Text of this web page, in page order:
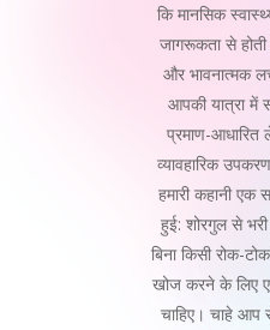
कि मानसिक
जागरूकता से
और भावनात्मक
आपकी यात्रा में
प्रमाण-आधारित
व्यावहारिक
हमारी कहानी
हुई: शोरगुल से भरी
बिना किसी रोक-
खोज करने के लिए
चाहिए। चाहे आप